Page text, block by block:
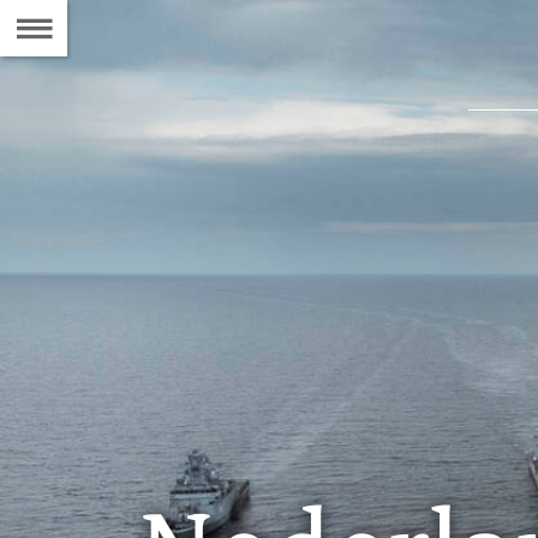
de
Inhoudsopgave